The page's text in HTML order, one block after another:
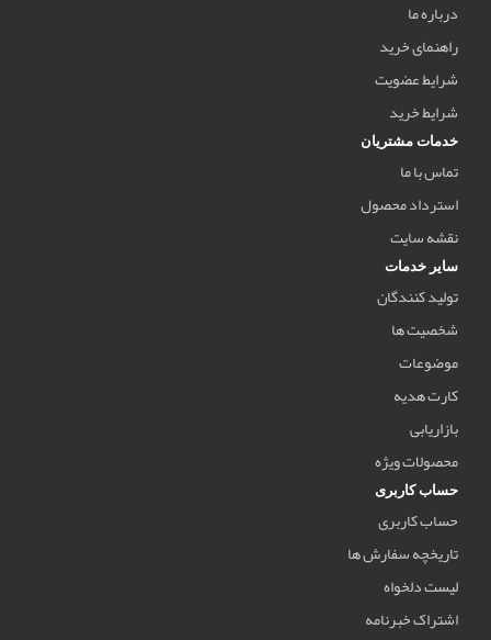
درباره ما
راهنمای خرید
شرایط عضویت
شرایط خرید
خدمات مشتریان
تماس با ما
استرداد محصول
نقشه سایت
سایر خدمات
تولید کنندگان
شخصیت ها
موضوعات
کارت هدیه
بازاریابی
محصولات ویژه
حساب کاربری
حساب کاربری
تاریخچه سفارش ها
لیست دلخواه
اشتراک خبرنامه